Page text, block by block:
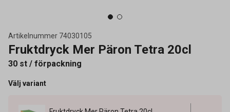
Artikelnummer 74030105
Fruktdryck Mer Päron Tetra 20cl
30 st / förpackning
Välj variant